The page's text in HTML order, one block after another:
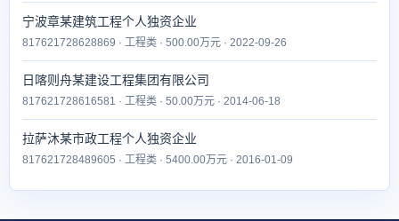
宁波章某建筑工程个人独资企业
817621728628869 · 工程类 · 500.00万元 · 2022-09-26
日喀则舟某建设工程集团有限公司
817621728616581 · 工程类 · 50.00万元 · 2014-06-18
拉萨沐某市政工程个人独资企业
817621728489605 · 工程类 · 5400.00万元 · 2016-01-09